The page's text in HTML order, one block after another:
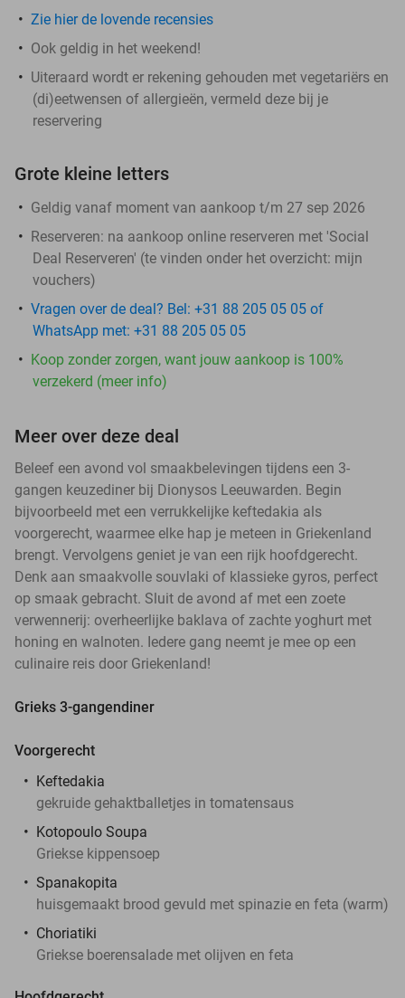
Zie hier de lovende recensies
Ook geldig in het weekend!
Uiteraard wordt er rekening gehouden met vegetariërs en
(di)eetwensen of allergieën, vermeld deze bij je
reservering
Grote kleine letters
Geldig vanaf moment van aankoop t/m 27 sep 2026
Reserveren: na aankoop online reserveren met 'Social
Deal Reserveren' (te vinden onder het overzicht: mijn
vouchers)
Vragen over de deal? Bel: +31 88 205 05 05 of
WhatsApp met: +31 88 205 05 05
Koop zonder zorgen, want jouw aankoop is 100%
verzekerd (meer info)
Meer over deze deal
Beleef een avond vol smaakbelevingen tijdens een 3-
gangen keuzediner bij Dionysos Leeuwarden. Begin
bijvoorbeeld met een verrukkelijke keftedakia als
voorgerecht, waarmee elke hap je meteen in Griekenland
brengt. Vervolgens geniet je van een rijk hoofdgerecht.
Denk aan smaakvolle souvlaki of klassieke gyros, perfect
op smaak gebracht. Sluit de avond af met een zoete
verwennerij: overheerlijke baklava of zachte yoghurt met
honing en walnoten. Iedere gang neemt je mee op een
culinaire reis door Griekenland!
Grieks 3-gangendiner
Voorgerecht
Keftedakia
gekruide gehaktballetjes in tomatensaus
Kotopoulo Soupa
Griekse kippensoep
Spanakopita
huisgemaakt brood gevuld met spinazie en feta (warm)
Choriatiki
Griekse boerensalade met olijven en feta